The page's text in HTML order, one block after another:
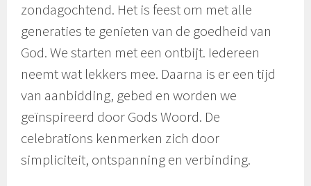
zondagochtend. Het is feest om met alle
generaties te genieten van de goedheid van
God. We starten met een ontbijt. Iedereen
neemt wat lekkers mee. Daarna is er een tijd
van aanbidding, gebed en worden we
geïnspireerd door Gods Woord. De
celebrations kenmerken zich door
simpliciteit, ontspanning en verbinding.